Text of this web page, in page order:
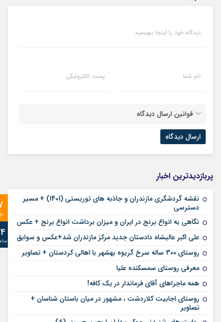
دیدگاه خود را اینجا بنویسید
نام شما پست الکترونیکی
قوانین ارسال دیدگاه
پربازدیدترین اخبار
نقشه گردشگری مازندران و جاذبه های توریستی (1401) + مسیر
دسترسی
نگاهی به انواع برنج در ایران و میزان برداشت انواع برنج + عکس
علی‌ اکبر عالیشاه دادستان جدید مرکز مازندران شد+عکس و سوابق
روستای 300 ساله سرخ ‌گریوه بهشهر با اهالی کردستان + تصاویر
معرفی روستای سمسکنده علیا
همه ماجراهای آقای فرماندار در یک کافه!
روستای اجابیت کلاردشت ، مشهور در میان باستان شناسان +
تصاویر